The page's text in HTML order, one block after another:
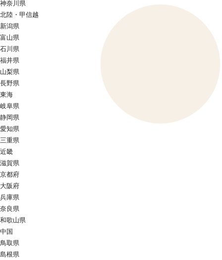
神奈川県
北陸・甲信越
新潟県
富山県
石川県
福井県
山梨県
長野県
東海
岐阜県
静岡県
愛知県
三重県
近畿
滋賀県
京都府
大阪府
兵庫県
奈良県
和歌山県
中国
鳥取県
島根県